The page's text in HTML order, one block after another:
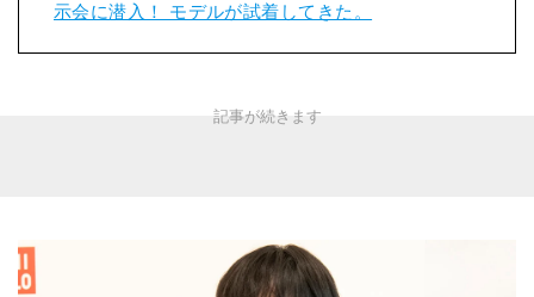
示会に潜入！ モデルが試着してきた。